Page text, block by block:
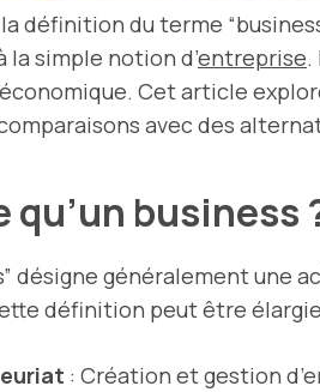
définition du terme
la simple notion d’entreprise.
Cet article
avec des
qu’un business
désigne généralement une
définition peut être
: Création et gestion